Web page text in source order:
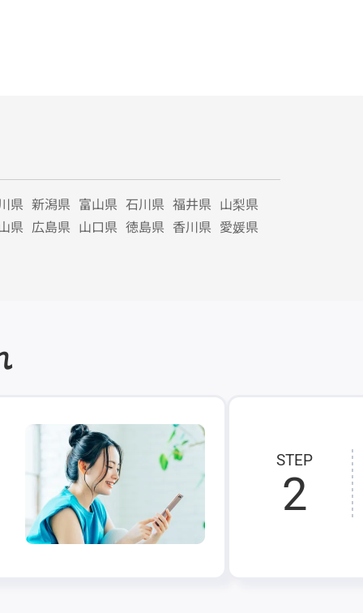
県 新潟県 富山県 石川県 福井県 山梨県
県 広島県 山口県 徳島県 香川県 愛媛県
STEP
2